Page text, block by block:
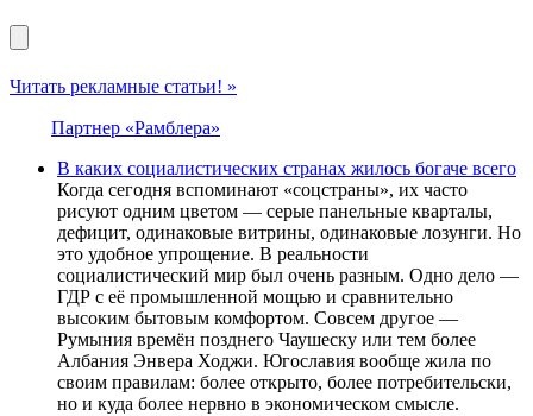
Читать рекламные статьи! »
Партнер «Рамблера»
В каких социалистических странах жилось богаче всего
Когда сегодня вспоминают «соцстраны», их часто
рисуют одним цветом — серые панельные кварталы,
дефицит, одинаковые витрины, одинаковые лозунги. Но
это удобное упрощение. В реальности
социалистический мир был очень разным. Одно дело —
ГДР с её промышленной мощью и сравнительно
высоким бытовым комфортом. Совсем другое —
Румыния времён позднего Чаушеску или тем более
Албания Энвера Ходжи. Югославия вообще жила по
своим правилам: более открыто, более потребительски,
но и куда более нервно в экономическом смысле.